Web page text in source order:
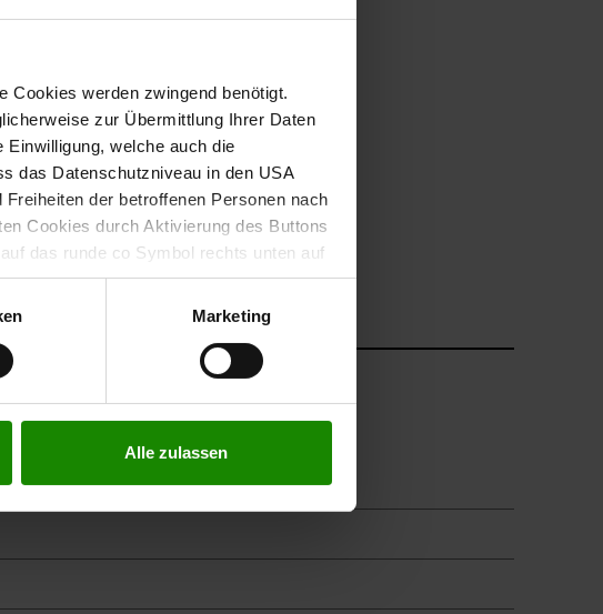
Cookies werden zwingend benötigt.
zur Übermittlung Ihrer Daten
Einwilligung, welche auch die
das Datenschutzniveau in den USA
der betroffenen Personen nach
Cookies durch Aktivierung des Buttons
das runde co Symbol rechts unten auf
Rechtmäßigkeit der aufgrund der
zum Datenschutz finden Sie
Marketing
Alle zulassen